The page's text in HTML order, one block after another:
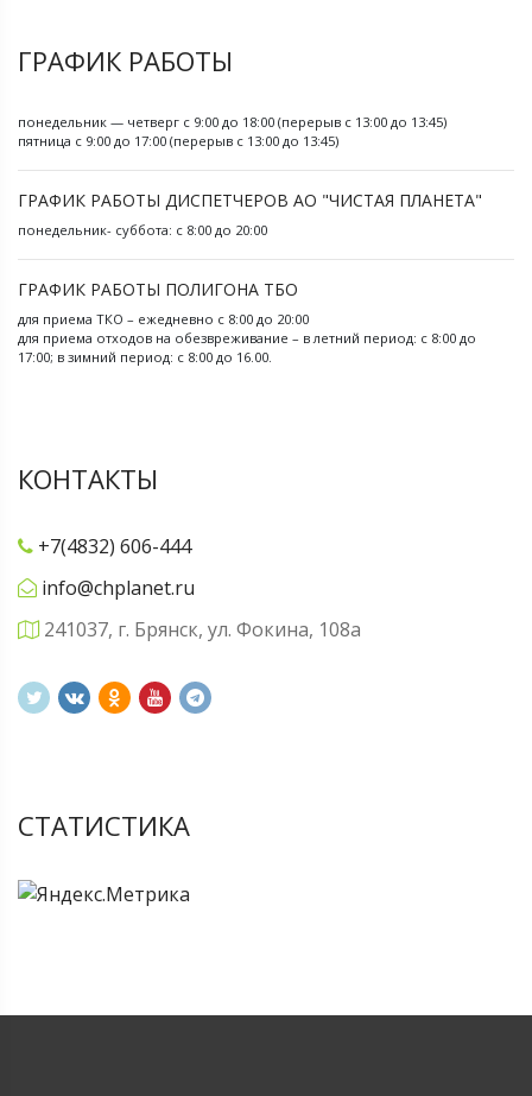
ГРАФИК РАБОТЫ
понедельник — четверг с 9:00 до 18:00 (перерыв с 13:00 до 13:45)
пятница с 9:00 до 17:00 (перерыв с 13:00 до 13:45)
ГРАФИК РАБОТЫ ДИСПЕТЧЕРОВ АО "ЧИСТАЯ ПЛАНЕТА"
понедельник- суббота: с 8:00 до 20:00
ГРАФИК РАБОТЫ ПОЛИГОНА ТБО
для приема ТКО – ежедневно с 8:00 до 20:00
для приема отходов на обезвреживание – в летний период: с 8:00 до
17:00; в зимний период: с 8:00 до 16.00.
КОНТАКТЫ
+7(4832) 606-444
info@chplanet.ru
241037, г. Брянск, ул. Фокина, 108а
СТАТИСТИКА